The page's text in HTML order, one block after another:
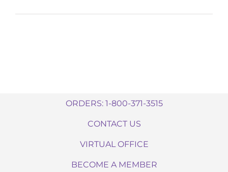
ORDERS: 1-800-371-3515
CONTACT US
VIRTUAL OFFICE
BECOME A MEMBER